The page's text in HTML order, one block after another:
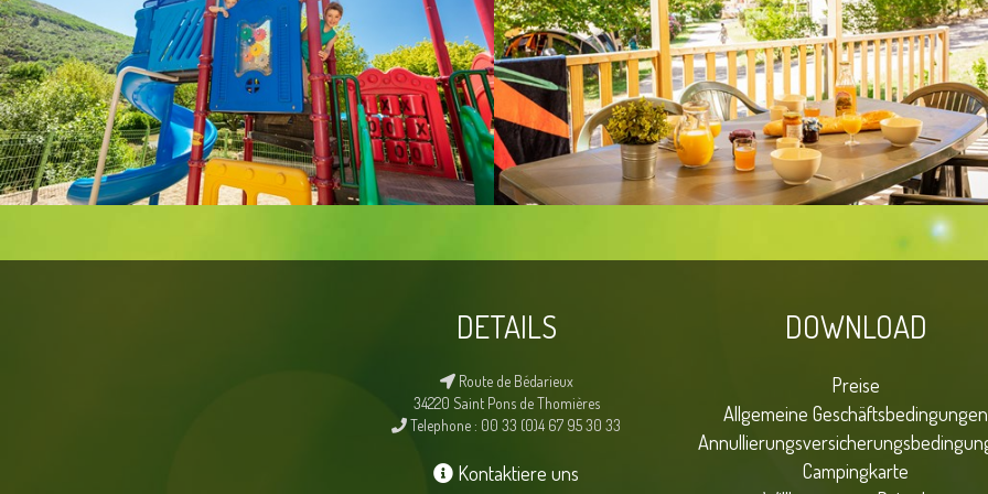
DETAILS
Route de Bédarieux
34220 Saint Pons de Thomières
Telephone : 00 33 (0)4 67 95 30 33
Kontaktiere uns
DOWNLOAD
Preise
Allgemeine Geschäftsbedingungen
Campingkarte